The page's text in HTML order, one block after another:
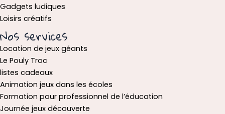
Gadgets ludiques
Loisirs créatifs
Nos services
Location de jeux géants
Le Pouly Troc
listes cadeaux
Animation jeux dans les écoles
Formation pour professionnel de l’éducation
Journée jeux découverte